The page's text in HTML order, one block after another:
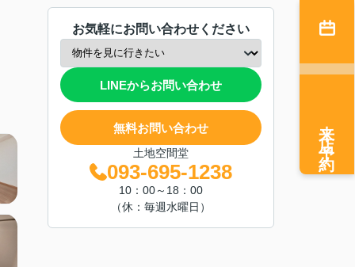
お気軽にお問い合わせください
LINEからお問い合わせ
無料お問い合わせ
土地空間堂
093-695-1238
10：00～18：00
（休：毎週水曜日）
来店予約